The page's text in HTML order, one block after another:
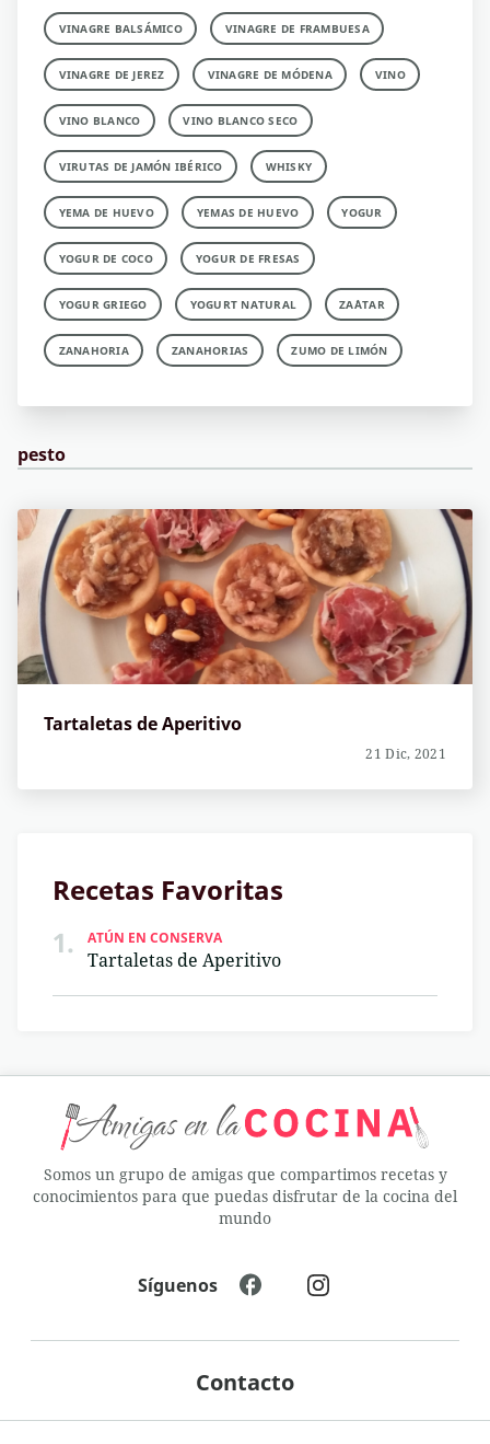
VINAGRE BALSÁMICO VINAGRE DE FRAMBUESA
VINAGRE DE JEREZ VINAGRE DE MÓDENA VINO
VINO BLANCO VINO BLANCO SECO
VIRUTAS DE JAMÓN IBÉRICO WHISKY
YEMA DE HUEVO YEMAS DE HUEVO YOGUR
YOGUR DE COCO YOGUR DE FRESAS
YOGUR GRIEGO YOGURT NATURAL ZA´ATAR
ZANAHORIA ZANAHORIAS ZUMO DE LIMÓN
pesto
Tartaletas de Aperitivo
21 Dic, 2021
Recetas Favoritas
1.
ATÚN EN CONSERVA
Tartaletas de Aperitivo
Somos un grupo de amigas que compartimos recetas y
conocimientos para que puedas disfrutar de la cocina del
mundo
Contacto
Síguenos